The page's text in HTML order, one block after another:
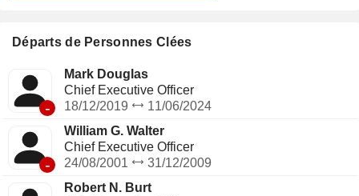
mauvaises herbes difficiles à contrôler. En outre, la société
plantes, qui comprend des produits biologiques, des
solutions de nutrition des cultures et des produits de
traitement des semences. Les technologies biologiques
viennent compléter ses produits de synthèse.
Départs de Personnes Clées
-
Mark Douglas
Chief Executive Officer
18/12/2019
11/06/2024
-
William G. Walter
Chief Executive Officer
24/08/2001
31/12/2009
Robert N. Burt